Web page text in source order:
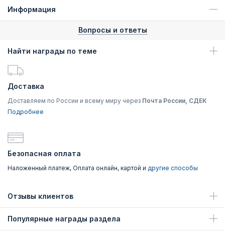
Информация
Вопросы и ответы
Найти награды по теме
Доставка
Доставляем по России и всему миру через Почта России, СДЕК
Подробнее
Безопасная оплата
Наложенный платеж, Оплата онлайн, картой и другие способы
Отзывы клиентов
Популярные награды раздела